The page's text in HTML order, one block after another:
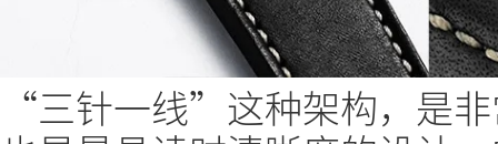
“三针一线”这种架构，是